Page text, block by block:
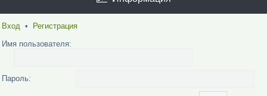
Вход •
Регистрация
Имя пользователя:
Пароль: